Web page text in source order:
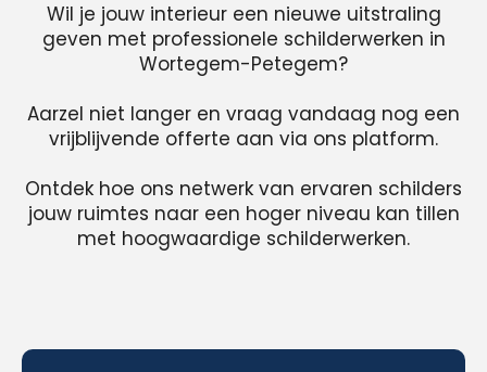
Wil je jouw interieur een nieuwe uitstraling
geven met professionele schilderwerken in
Wortegem-Petegem?
Aarzel niet langer en vraag vandaag nog een
vrijblijvende offerte aan via ons platform.
Ontdek hoe ons netwerk van ervaren schilders
jouw ruimtes naar een hoger niveau kan tillen
met hoogwaardige schilderwerken.